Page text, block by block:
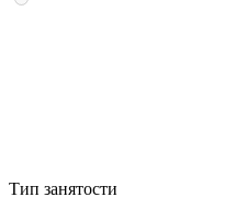
Тип занятости